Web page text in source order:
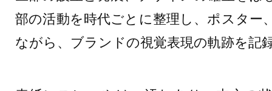
部の活動を時代ごとに整理し、ポスター
ながら、ブランドの視覚表現の軌跡を記